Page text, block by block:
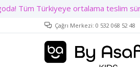
Çağrı Merkezi: 0 532 068 52 48